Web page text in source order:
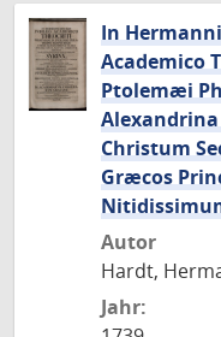
In
Academico
Ptolemæi
Christum
Græcos
Autor
Hardt,
Jahr: